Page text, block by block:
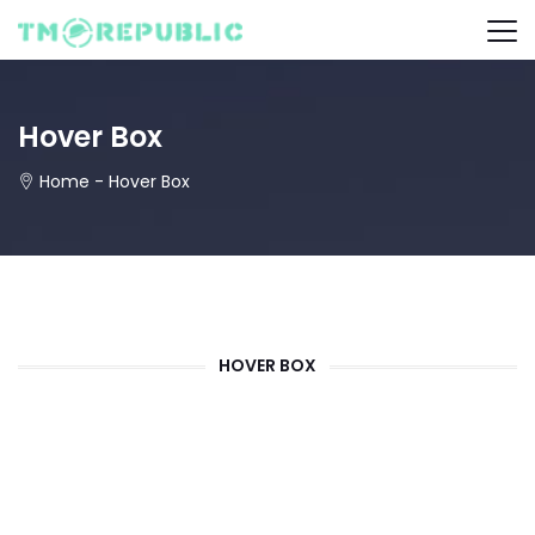
Hover Box
Home - Hover Box
HOVER BOX